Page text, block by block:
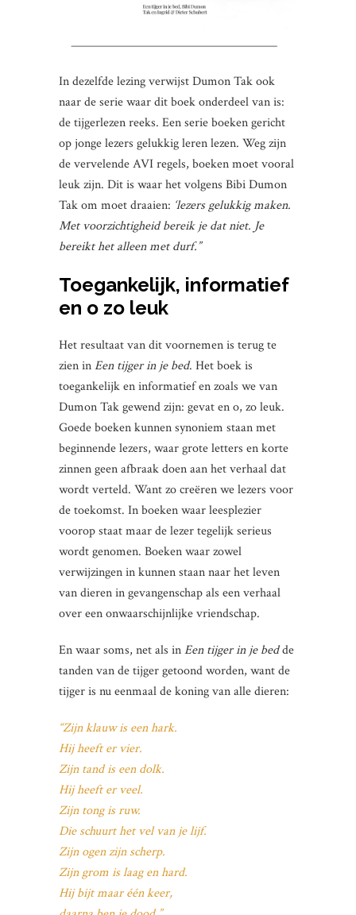
In dezelfde lezing verwijst Dumon Tak ook
naar de serie waar dit boek onderdeel van is:
de tijgerlezen reeks. Een serie boeken gericht
op jonge lezers gelukkig leren lezen. Weg zijn
de vervelende AVI regels, boeken moet vooral
leuk zijn. Dit is waar het volgens Bibi Dumon
Tak om moet draaien: ‘lezers gelukkig maken.
Met voorzichtigheid bereik je dat niet. Je
bereikt het alleen met durf.”
Toegankelijk, informatief
en o zo leuk
Het resultaat van dit voornemen is terug te
zien inEen tijger in je bed. Het boek is
toegankelijk en informatief en zoals we van
Dumon Tak gewend zijn: gevat en o, zo leuk.
Goede boeken kunnen synoniem staan met
beginnende lezers, waar grote letters en korte
zinnen geen afbraak doen aan het verhaal dat
wordt verteld. Want zo creëren we lezers voor
de toekomst. In boeken waar leesplezier
voorop staat maar de lezer tegelijk serieus
wordt genomen. Boeken waar zowel
verwijzingen in kunnen staan naar het leven
van dieren in gevangenschap als een verhaal
over een onwaarschijnlijke vriendschap.
En waar soms, net als inEen tijger in je bedde
tanden van de tijger getoond worden, want de
tijger is nu eenmaal de koning van alle dieren:
“Zijn klauw is een hark.
Hij heeft er vier.
Zijn tand is een dolk.
Hij heeft er veel.
Zijn tong is ruw.
Die schuurt het vel van je lijf.
Zijn ogen zijn scherp.
Zijn grom is laag en hard.
Hij bijt maar één keer,